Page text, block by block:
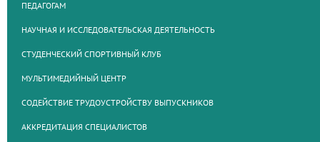
ПЕДАГОГАМ
НАУЧНАЯ И ИССЛЕДОВАТЕЛЬСКАЯ ДЕЯТЕЛЬНОСТЬ
СТУДЕНЧЕСКИЙ СПОРТИВНЫЙ КЛУБ
МУЛЬТИМЕДИЙНЫЙ ЦЕНТР
СОДЕЙСТВИЕ ТРУДОУСТРОЙСТВУ ВЫПУСКНИКОВ
АККРЕДИТАЦИЯ СПЕЦИАЛИСТОВ